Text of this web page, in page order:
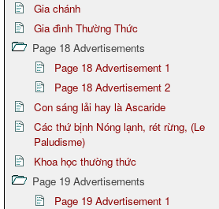
Gia chánh
Gia đình Thường Thức
Page 18 Advertisements
Page 18 Advertisement 1
Page 18 Advertisement 2
Con sáng lải hay là Ascaride
Các thứ bịnh Nóng lạnh, rét rừng, (Le
Paludisme)
Khoa học thường thức
Page 19 Advertisements
Page 19 Advertisement 1